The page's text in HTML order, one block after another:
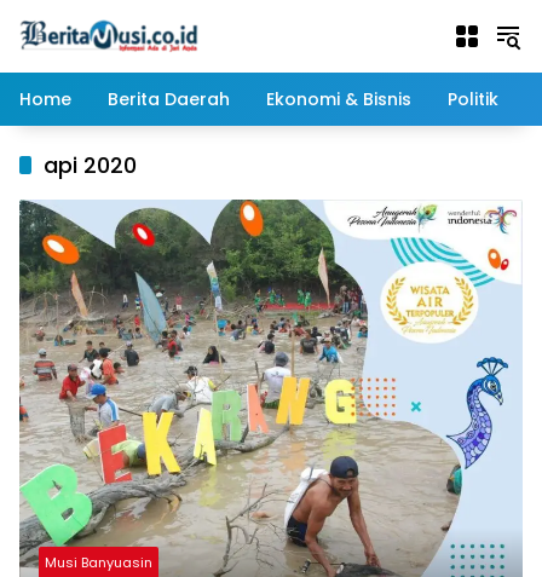
Home
Berita Daerah Ekonomi & Bisnis Politik
api 2020
Musi Banyuasin